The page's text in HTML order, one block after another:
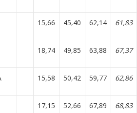
15,66 45,40 62,14 61,83
18,74 49,85 63,88 67,37
15,58 50,42 59,77 62,86
17,15 52,66 67,89 68,83